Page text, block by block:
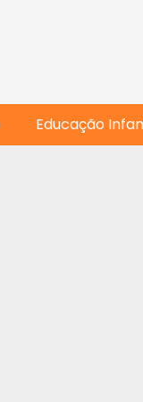
Educação